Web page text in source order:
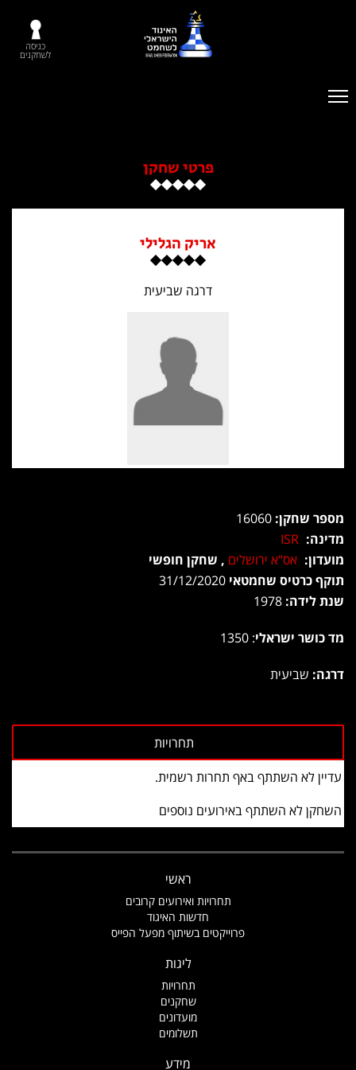
כניסה
לשחקנים
פרטי שחקן
אריק הגלילי
דרגה שביעית
מספר שחקן:
מדינה: ISR
מועדון: אס"א ירושלים , שחקן חופשי
תוקף כרטיס שחמטאי
שנת לידה:
מד כושר ישראלי: 1350
דרגה: שביעית
עדיין לא השתתף באף תחרות רשמית.
השחקן לא השתתף באירועים נוספים
ראשי
תחרויות ואירועים קרובים
חדשות האיגוד
פרוייקטים בשיתוף מפעל הפייס
ליגות
תחרויות
שחקנים
מועדונים
תשלומים
מידע